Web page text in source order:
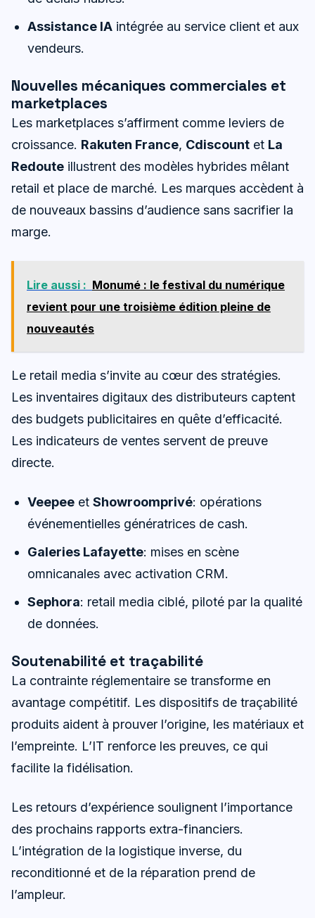
Assistance IA intégrée au service client et aux
vendeurs.
Nouvelles mécaniques commerciales et
marketplaces
Les marketplaces s’affirment comme leviers de
croissance. Rakuten France, Cdiscount et La
Redoute illustrent des modèles hybrides mêlant
retail et place de marché. Les marques accèdent à
de nouveaux bassins d’audience sans sacrifier la
marge.
Lire aussi : Monumé : le festival du numérique
revient pour une troisième édition pleine de
nouveautés
Le retail media s’invite au cœur des stratégies.
Les inventaires digitaux des distributeurs captent
des budgets publicitaires en quête d’efficacité.
Les indicateurs de ventes servent de preuve
directe.
Veepee etShowroomprivé: opérations
événementielles génératrices de cash.
Galeries Lafayette: mises en scène
omnicanales avec activation CRM.
Sephora: retail media ciblé, piloté par la qualité
de données.
Soutenabilité et traçabilité
La contrainte réglementaire se transforme en
avantage compétitif. Les dispositifs de traçabilité
produits aident à prouver l’origine, les matériaux et
l’empreinte. L’IT renforce les preuves, ce qui
facilite la fidélisation.
Les retours d’expérience soulignent l’importance
des prochains rapports extra-financiers.
L’intégration de la logistique inverse, du
reconditionné et de la réparation prend de
l’ampleur.